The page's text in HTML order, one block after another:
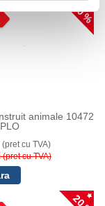
20 %
animale 10472
(pret cu TVA)
(pret cu TVA)